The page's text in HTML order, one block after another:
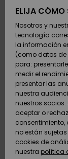
SURF
SNOW
DOBLE
PROMO
AYUDA &
CONTACTO
ELIJA CÓMO
Nosotros y
tecnología
la información
(como datos de
para:
medir el
presentar las
nuestra
nuestros
aceptar o
consentimiento,
no están
cookies de
nuestra política